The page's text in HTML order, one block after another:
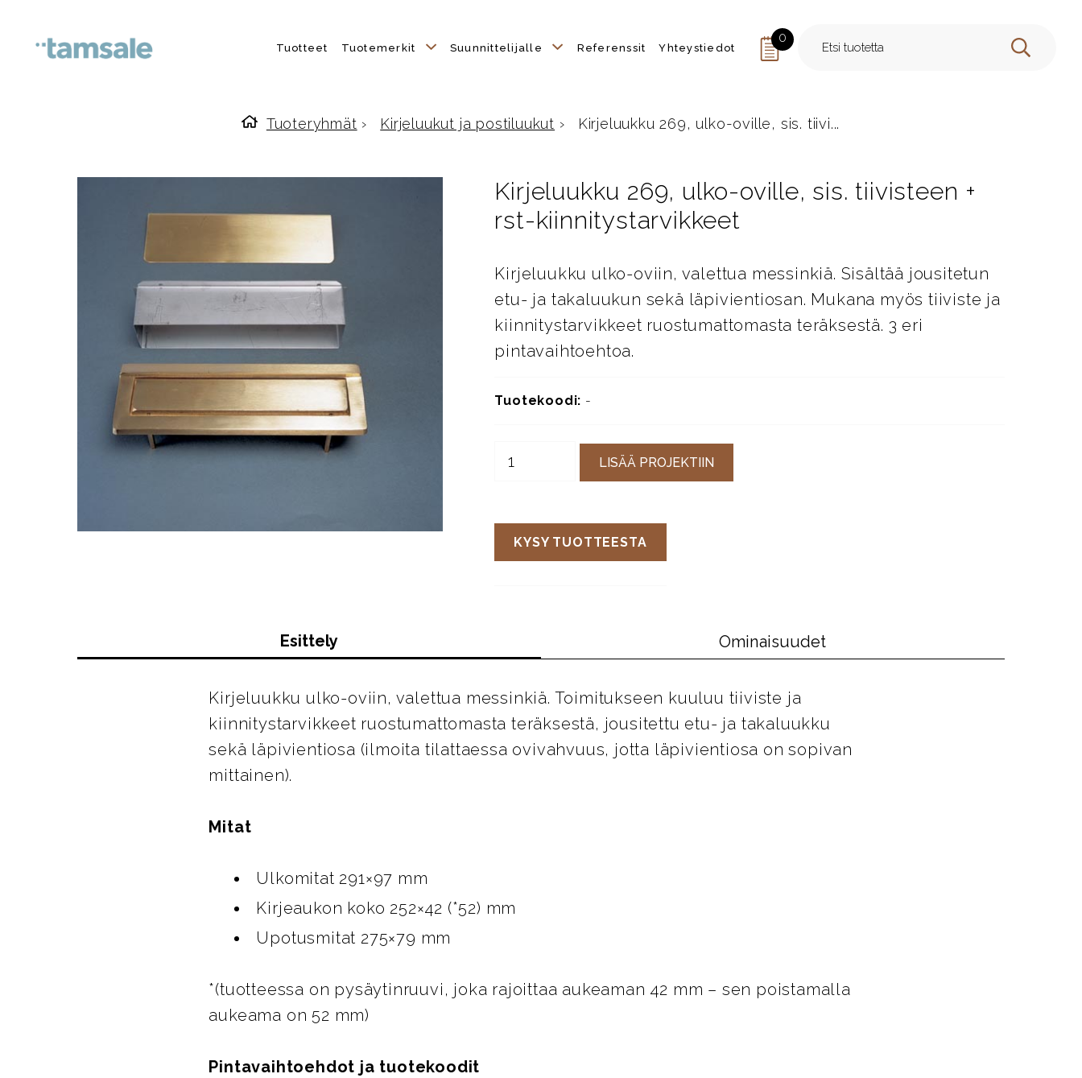
Tuotteet Tuotemerkit Suunnittelijalle Referenssit Yhteystiedot
0
HAE
Etusivulle
Tuoteryhmät › Kirjeluukut ja postiluukut › Kirjeluukku 269, ulko-oville, sis. tiivi...
Kirjeluukku 269, ulko-oville, sis. tiivisteen +
rst-kiinnitystarvikkeet
Kirjeluukku ulko-oviin, valettua messinkiä. Sisältää jousitetun
etu- ja takaluukun sekä läpivientiosan. Mukana myös tiiviste ja
kiinnitystarvikkeet ruostumattomasta teräksestä. 3 eri
pintavaihtoehtoa.
Tuotekoodi: -
LISÄÄ PROJEKTIIN
KYSY TUOTTEESTA
Esittely Ominaisuudet
Kirjeluukku ulko-oviin, valettua messinkiä. Toimitukseen kuuluu tiiviste ja
kiinnitystarvikkeet ruostumattomasta teräksestä, jousitettu etu- ja takaluukku
sekä läpivientiosa (ilmoita tilattaessa ovivahvuus, jotta läpivientiosa on sopivan
mittainen).
Mitat
Ulkomitat 291×97 mm
Kirjeaukon koko 252×42 (*52) mm
Upotusmitat 275×79 mm
*(tuotteessa on pysäytinruuvi, joka rajoittaa aukeaman 42 mm – sen poistamalla
aukeama on 52 mm)
Pintavaihtoehdot ja tuotekoodit